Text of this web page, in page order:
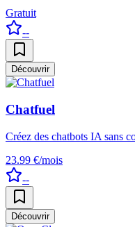
Gratuit
--
Découvrir
Chatfuel
Créez des chatbots IA sans
23.99 €/mois
--
Découvrir